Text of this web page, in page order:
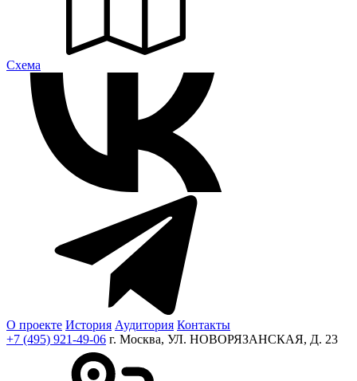
Cхема
О проекте История Аудитория Контакты
+7 (495) 921-49-06 г. Москва, УЛ. НОВОРЯЗАНСКАЯ, Д. 23